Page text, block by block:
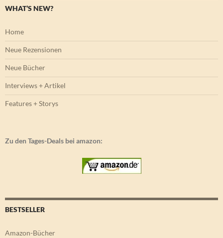
WHAT’S NEW?
Home
Neue Rezensionen
Neue Bücher
Interviews + Artikel
Features + Storys
Zu den Tages-Deals bei amazon:
BESTSELLER
Amazon-Bücher